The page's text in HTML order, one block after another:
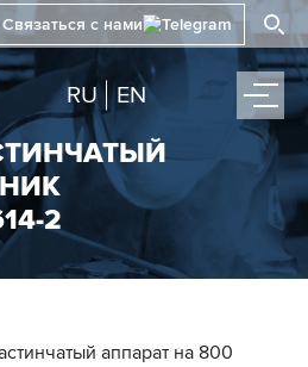
Связаться с нами
RU EN
2
аппарат на 800